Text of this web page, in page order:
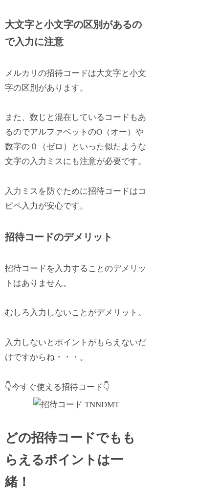
大文字と小文字の区別があるの
で入力に注意
メルカリの招待コードは大文字と小文
字の区別があります。
また、数じと混在しているコードもあ
るのでアルファベットのO（オー）や
数字の０（ゼロ）といった似たような
文字の入力ミスにも注意が必要です。
入力ミスを防ぐために招待コードはコ
ピペ入力が安心です。
招待コードのデメリット
招待コードを入力することのデメリッ
トはありません。
むしろ入力しないことがデメリット。
入力しないとポイントがもらえないだ
けですからね・・・。
👇今すぐ使える招待コード👇
どの招待コードでもも
らえるポイントは一
緒！